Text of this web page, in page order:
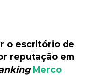
o escritório de
reputação em
Merco